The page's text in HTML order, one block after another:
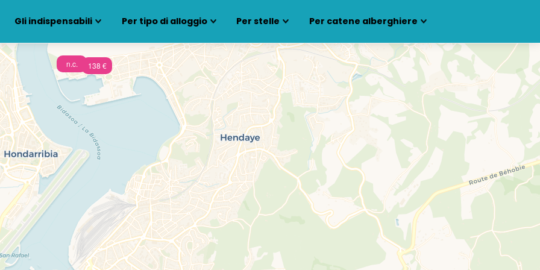
Gli indispensabili Per tipo di alloggio Per stelle Per catene alberghiere
n.c. 138 €